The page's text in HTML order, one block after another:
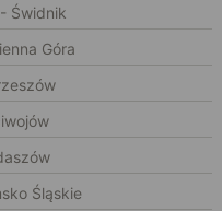
Świdnik
Góra
Śląskie